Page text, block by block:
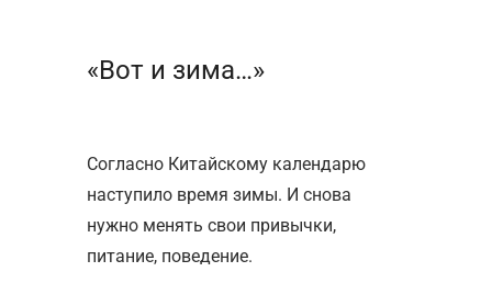
«Вот и зима…»
Согласно Китайскому календарю
наступило время зимы. И снова
нужно менять свои привычки,
питание, поведение.